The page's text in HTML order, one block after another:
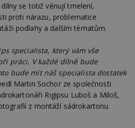
se totiž věnují tmelení,
proti nárazu, problematice
podlahy a dalším tématům.
specialista, který vám vše
práci. V každé dílně bude
bude mít náš specialista dostatek
Martin Sochor ze společnosti
Rigipsu Luboš a Miloš,
z montáží sádrokartonu.